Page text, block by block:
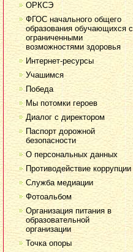
ОРКСЭ
ФГОС начального общего
образования обучающихся с
ограниченными
возможностями здоровья
Интернет-ресурсы
Учашимся
Победа
Мы потомки героев
Диалог с директором
Паспорт дорожной
безопасности
О персональных данных
Противодействие коррупции
Служба медиации
Фотоальбом
Организация питания в
образовательной
организации
Точка опоры